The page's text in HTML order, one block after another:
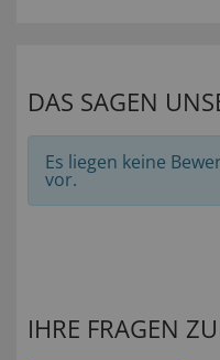
DAS SAGEN
Es liegen keine
vor.
IHRE FRAGEN